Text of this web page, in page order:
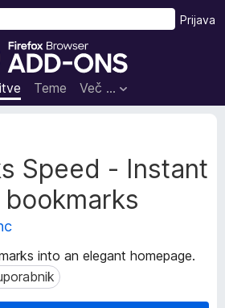
D
o
d
a
i
z
a
s
k
a
Teme Več …
Prijava
Speed - Instant
into an elegant homepage.